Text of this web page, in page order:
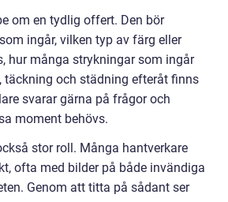
om en tydlig offert. Den bör
ingår, vilken typ av färg eller
hur många strykningar som ingår
täckning och städning efteråt finns
svarar gärna på frågor och
moment behövs.
stor roll. Många hantverkare
ofta med bilder på både invändiga
Genom att titta på sådant ser